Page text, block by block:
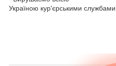
Україною кур'єрськими